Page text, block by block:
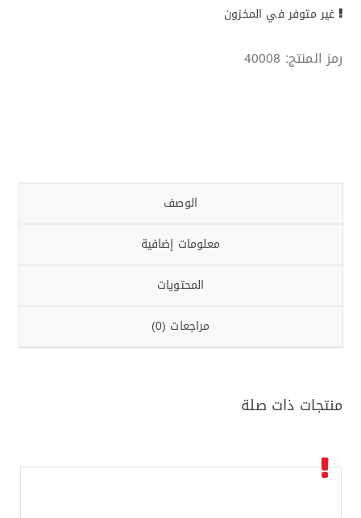
غير متوفر في المخزون
رمز المنتج: 40008
الوصف
معلومات إضافية
المحتويات
مراجعات (0)
منتجات ذات صلة